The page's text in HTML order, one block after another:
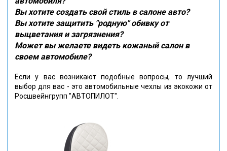
Вы хотите создать свой стиль в салоне авто?
Вы хотите защитить "родную" обивку от
выцветания и загрязнения?
Может вы желаете видеть кожаный салон в
своем автомобиле?
Если у вас возникают подобные вопросы, то лучший
выбор для вас - это автомобильные чехлы из экокожи от
Росшвейнгрупп "АВТОПИЛОТ".